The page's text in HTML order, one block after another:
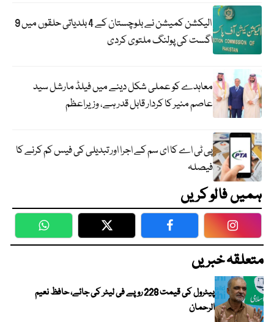
الیکشن کمیشن نے بلوچستان کے 4 بلدیاتی حلقوں میں 9
اگست کی پولنگ ملتوی کردی
معاہدے کو عملی شکل دینے میں فیلڈ مارشل سید
عاصم منیر کا کردار قابل قدر ہے، وزیراعظم
پی ٹی اے کا ای سم کے اجرا اور تبدیلی کی فیس کم کرنے کا
فیصلہ
ہمیں فالو کریں
WhatsApp Twitter Facebook
متعلقہ خبریں
پیٹرول کی قیمت 228 روپے فی لیٹر کی جائے، حافظ نعیم
الرحمان